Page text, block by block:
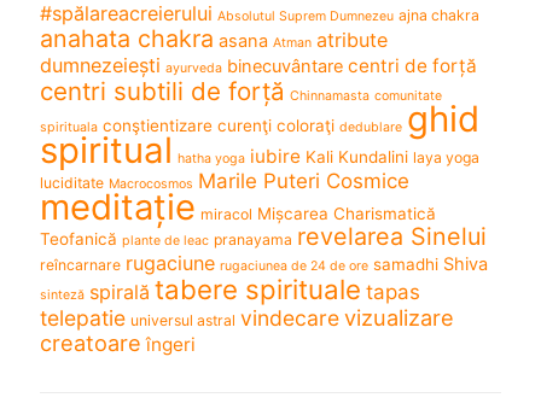
#spălareacreierului Absolutul Suprem Dumnezeu ajna chakra
anahata chakra asana Atman atribute
dumnezeiești ayurveda binecuvântare centri de forță
centri subtili de forță Chinnamasta comunitate
spirituala conştientizare curenţi coloraţi dedublare ghid
spiritual hatha yoga iubire Kali Kundalini laya yoga
luciditate Macrocosmos Marile Puteri Cosmice
meditație miracol Mișcarea Charismatică
Teofanică plante de leac pranayama revelarea Sinelui
reîncarnare rugaciune rugaciunea de 24 de ore samadhi Shiva
sinteză spirală tabere spirituale tapas
telepatie universul astral vindecarevizualizare
creatoare îngeri